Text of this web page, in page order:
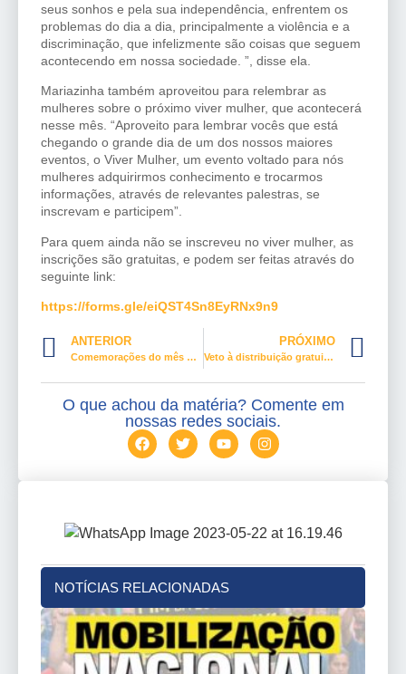
seus sonhos e pela sua independência, enfrentem os
problemas do dia a dia, principalmente a violência e a
discriminação, que infelizmente são coisas que seguem
acontecendo em nossa sociedade. ”, disse ela.
Mariazinha também aproveitou para relembrar as
mulheres sobre o próximo viver mulher, que acontecerá
nesse mês. “Aproveito para lembrar vocês que está
chegando o grande dia de um dos nossos maiores
eventos, o Viver Mulher, um evento voltado para nós
mulheres adquirirmos conhecimento e trocarmos
informações, através de relevantes palestras, se
inscrevam e participem”.
Para quem ainda não se inscreveu no viver mulher, as
inscrições são gratuitas, e podem ser feitas através do
seguinte link:
https://forms.gle/eiQST4Sn8EyRNx9n9
ANTERIOR
Comemorações do mês da mulher relembram os 90 anos do voto feminino no Brasil
PRÓXIMO
Veto à distribuição gratuita de absorventes será analisado em sessão do Congresso nesta quinta-feira
O que achou da matéria? Comente em
nossas redes sociais.
NOTÍCIAS RELACIONADAS